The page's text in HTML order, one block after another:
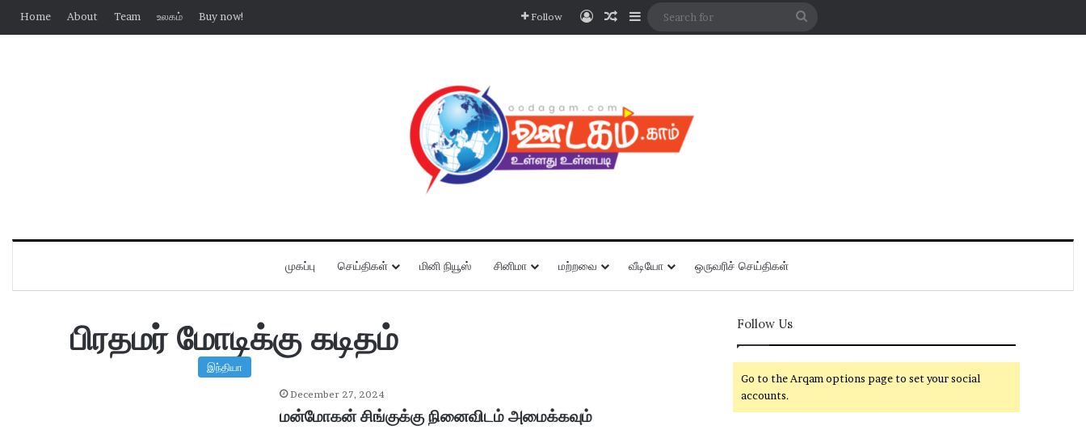
Home About Team உலகம் Buy now! Follow Log InRandom Article
Sidebar
முகப்பு செய்திகள் மினி நியூஸ் சினிமா மற்றவை வீடியோ ஒருவரிச் செய்திகள்
பிரதமர் மோடிக்கு கடிதம்
இந்தியா
December 27, 2024
மன்மோகன் சிங்குக்கு நினைவிடம் அமைக்கவும்
Follow Us
Go to the Arqam options page to set your social
accounts.